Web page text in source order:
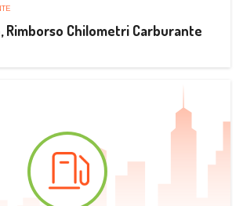
Rimborso Chilometri Carburante